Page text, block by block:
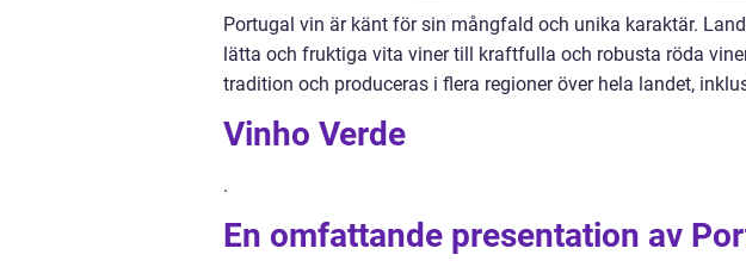
Portugal vin är känt för sin mångfald och unika karaktär.
lätta och fruktiga vita viner till kraftfulla och robusta röda
tradition och produceras i flera regioner över hela landet,
Vinho Verde
.
En omfattande presentation av